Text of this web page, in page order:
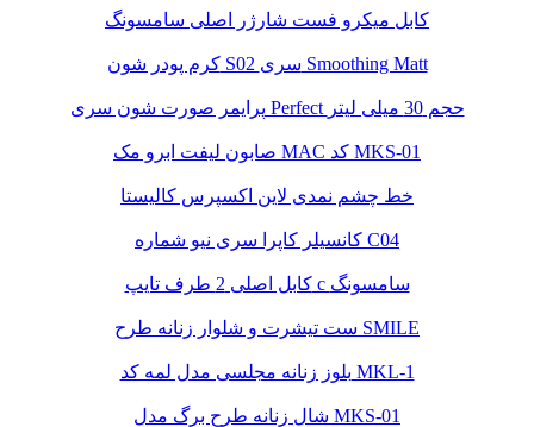
کابل میکرو فست شارژر اصلی سامسونگ
کرم پودر شون S02 سری Smoothing Matt
پرایمر صورت شون سری Perfect حجم 30 میلی لیتر
صابون لیفت ابرو مک MAC کد MKS-01
خط چشم نمدی لاین اکسپرس کالیستا
کانسیلر کاپرا سری نیو شماره C04
کابل اصلی 2 طرف تایپ c سامسونگ
ست تیشرت و شلوار زنانه طرح SMILE
بلوز زنانه مجلسی مدل لمه کد MKL-1
شال زنانه طرح برگ مدل MKS-01